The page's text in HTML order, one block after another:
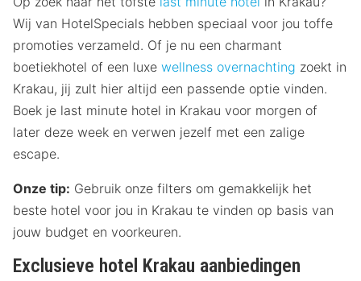
Wij van HotelSpecials hebben speciaal voor jou toffe
promoties verzameld. Of je nu een charmant
boetiekhotel of een luxe wellness overnachting zoekt in
Krakau, jij zult hier altijd een passende optie vinden.
Boek je last minute hotel in Krakau voor morgen of
later deze week en verwen jezelf met een zalige
escape.
Onze tip: Gebruik onze filters om gemakkelijk het
beste hotel voor jou in Krakau te vinden op basis van
jouw budget en voorkeuren.
Exclusieve hotel Krakau aanbiedingen